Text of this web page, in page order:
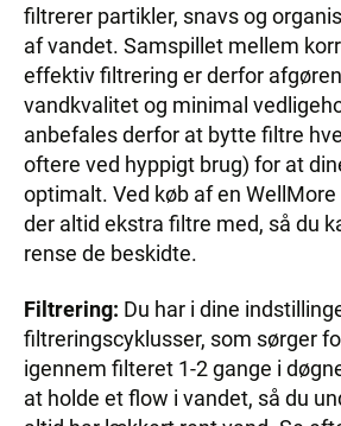
filtrerer partikler, snavs og
af vandet. Samspillet mellem
effektiv filtrering er derfor
vandkvalitet og minimal
anbefales derfor at bytte filtre
oftere ved hyppigt brug) for at
optimalt. Ved køb af en
der altid ekstra filtre med, så du
rense de beskidte.
Filtrering: Du har i dine
filtreringscyklusser, som sørger
igennem filteret 1-2 gange i
at holde et flow i vandet, så du